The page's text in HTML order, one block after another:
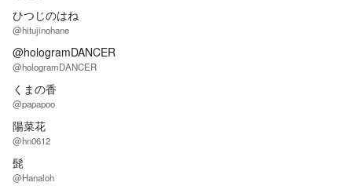
ひつじのはね
@hitujinohane
@hologramDANCER
@hologramDANCER
くまの香
@papapoo
陽菜花
@hn0612
髭
@Hanaloh